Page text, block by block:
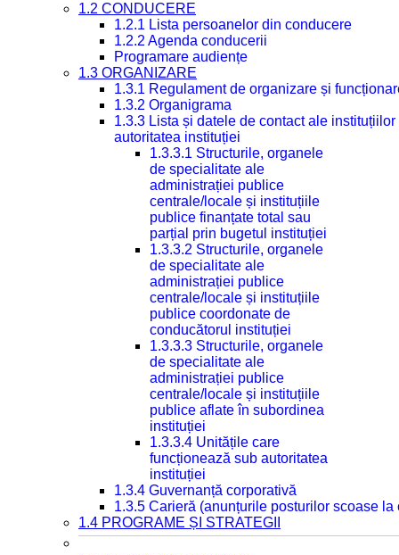
1.2 CONDUCERE
1.2.1 Lista persoanelor din conducere
1.2.2 Agenda conducerii
Programare audiențe
1.3 ORGANIZARE
1.3.1 Regulament de organizare și
1.3.2 Organigrama
1.3.3 Lista și datele de contact ale
autoritatea instituției
1.3.3.1 Structurile, organele
de specialitate ale
administrației publice
centrale/locale și instituțiile
publice finanțate total sau
parțial prin bugetul instituției
1.3.3.2 Structurile, organele
de specialitate ale
administrației publice
centrale/locale și instituțiile
publice coordonate de
conducătorul instituției
1.3.3.3 Structurile, organele
de specialitate ale
administrației publice
centrale/locale și instituțiile
publice aflate în subordinea
instituției
1.3.3.4 Unitățile care
funcționează sub autoritatea
instituției
1.3.4 Guvernanță corporativă
1.3.5 Carieră (anunțurile posturilor scoase la
1.4 PROGRAME ȘI STRATEGII